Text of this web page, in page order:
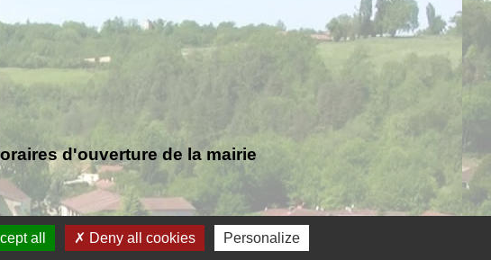
d'ouverture de la mairie
all Deny all cookies Personalize